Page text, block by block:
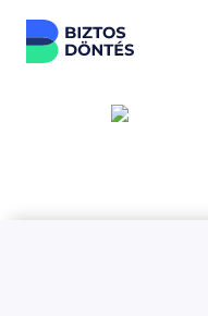
Ugrás a tartalomhoz